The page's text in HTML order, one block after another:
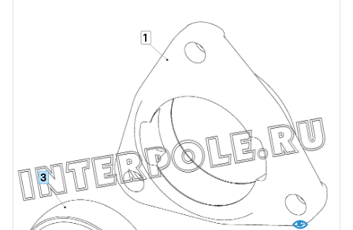
1
3